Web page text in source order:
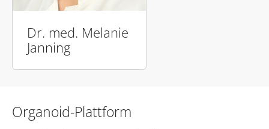
Dr. med. Melanie
Janning
Organoid-Plattform